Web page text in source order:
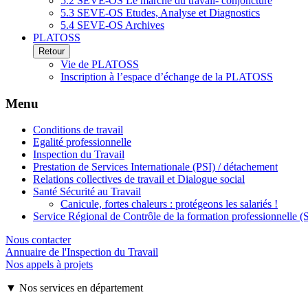
5.3 SEVE-OS Etudes, Analyse et Diagnostics
5.4 SEVE-OS Archives
PLATOSS
Retour
Vie de PLATOSS
Inscription à l’espace d’échange de la PLATOSS
Menu
Conditions de travail
Egalité professionnelle
Inspection du Travail
Prestation de Services Internationale (PSI) / détachement
Relations collectives de travail et Dialogue social
Santé Sécurité au Travail
Canicule, fortes chaleurs : protégeons les salariés !
Service Régional de Contrôle de la formation professionnelle
Nous contacter
Annuaire de l'Inspection du Travail
Nos appels à projets
▼ Nos services en département